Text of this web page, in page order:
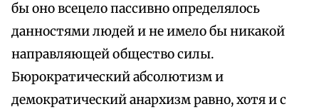
бы оно всецело пассивно определялось
данностями людей и не имело бы никакой
направляющей общество силы.
Бюрократический абсолютизм и
демократический анархизм равно, хотя и с